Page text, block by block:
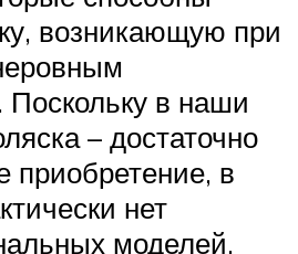
возникающую при
Поскольку в наши
– достаточно
приобретение, в
нет
моделей,